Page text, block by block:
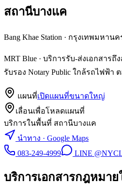
สถานีบางแค
Bang Khae Station · กรุงเทพมหานค
MRT Blue · บริการรับ-ส่งเอกสาร
รับรอง Notary Public ใกล้รถไฟฟ้า
แผนที่เปิดแผนที่ขนาดใหญ่
เลื่อนเพื่อโหลดแผนที่
บริการในพื้นที่ สถานีบางแค
นำทาง · Google Maps
083-249-4999
LINE
บริการเอกสารกฎหมาย